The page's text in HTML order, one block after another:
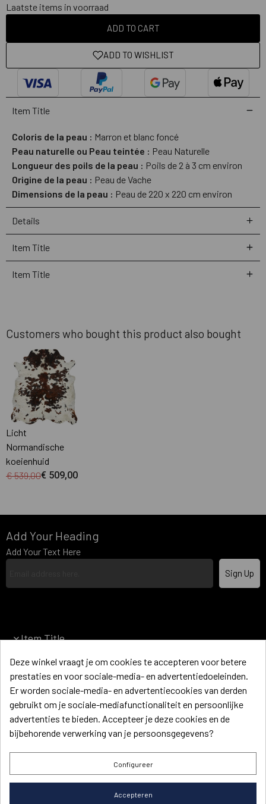
Laatste items in voorraad
ADD TO CART
ADD TO WISHLIST
Item Title
Coloris de la peau : Marron et blanc foncé
Peau naturelle ou Peau teintée : Peau Naturelle
Longueur des poils de la peau : Poils de 2 à 3 cm environ
Origine de la peau : Peau de Vache
Dimensions de la peau : Peau de 220 x 220 cm environ
Details
Item Title
Item Title
Customers who bought this product also bought
Licht
Normandische
koeienhuid
€ 539,00€ 509,00
Add Your Heading
Add Your Text Here
Sign Up
Item Title
Item Title
Item Title
Item Title
Item Title
Heading
Deze winkel vraagt je om cookies te accepteren voor betere
prestaties en voor sociale-media- en advertentiedoeleinden.
Er worden sociale-media- en advertentiecookies van derden
gebruikt om je sociale-mediafunctionaliteit en persoonlijke
advertenties te bieden. Accepteer je deze cookies en de
bijbehorende verwerking van je persoonsgegevens?
Configureer
Accepteren